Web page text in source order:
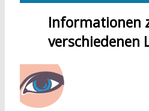
Informationen
verschiedenen